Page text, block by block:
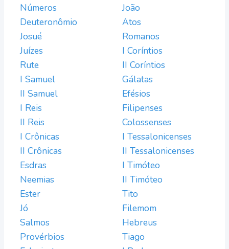
Números
Deuteronômio
Josué
Juízes
Rute
I Samuel
II Samuel
I Reis
II Reis
I Crônicas
II Crônicas
Esdras
Neemias
Ester
Jó
Salmos
Provérbios
João
Atos
Romanos
I Coríntios
II Coríntios
Gálatas
Efésios
Filipenses
Colossenses
I Tessalonicenses
II Tessalonicenses
I Timóteo
II Timóteo
Tito
Filemom
Hebreus
Tiago